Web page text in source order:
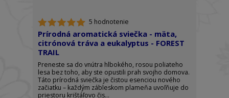
5 hodnotenie
Prírodná aromatická sviečka - mäta,
citrónová tráva a eukalyptus - FOREST
TRAIL
Preneste sa do vnútra hlbokého, rosou poliateho
lesa bez toho, aby ste opustili prah svojho domova.
Táto prírodná sviečka je čistou esenciou nového
začiatku – každým zábleskom plameňa uvoľňuje do
priestoru krištáľovo čis...